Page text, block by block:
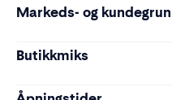
Markeds- og
Butikkmiks